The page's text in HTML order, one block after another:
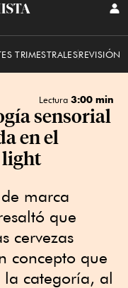
TRIMESTRALESREVISIÓN
Lectura 3:00 min
sensorial
en el
light
marca
que
cervezas
concepto que
la categoría, al